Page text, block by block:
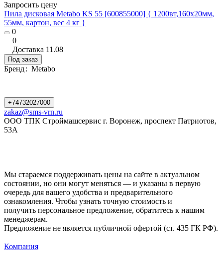
Запросить цену
Пила дисковая Metabo KS 55 [600855000] { 1200вт,160х20мм,
55мм, картон, вес 4 кг }
0
0
Доставка 11.08
Под заказ
Бренд: Metabo
+74732027000
zakaz@sms-vrn.ru
ООО ТПК Строймашсервис г. Воронеж, проспект Патриотов,
53А
Мы стараемся поддерживать цены на сайте в актуальном
состоянии, но они могут меняться — и указаны в первую
очередь для вашего удобства и предварительного
ознакомления. Чтобы узнать точную стоимость и
получить персональное предложение, обратитесь к нашим
менеджерам.
Предложение не является публичной офертой (ст. 435 ГК РФ).
Компания